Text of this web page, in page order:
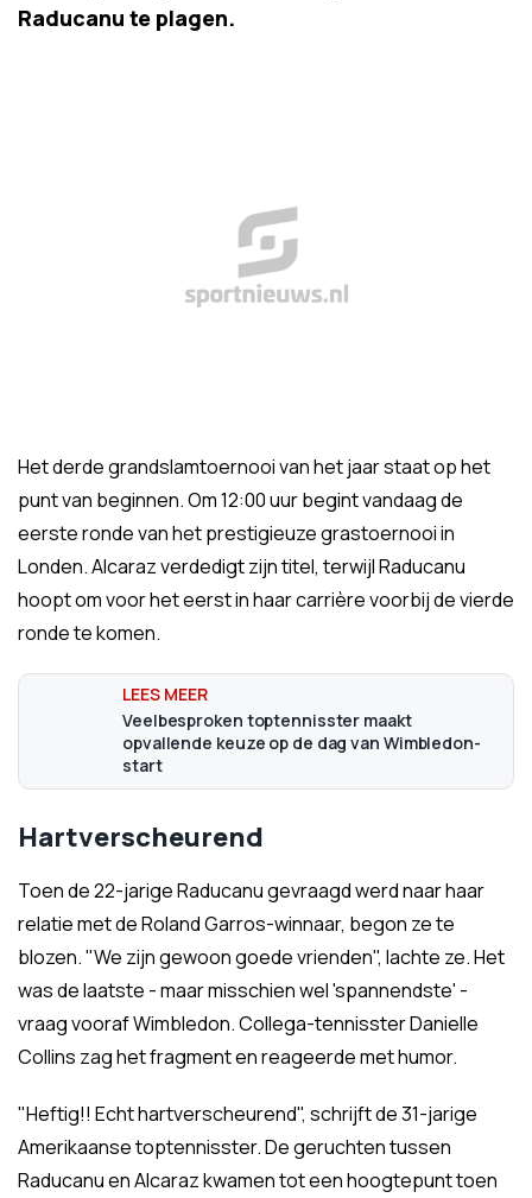
Raducanu te plagen.
Het derde grandslamtoernooi van het jaar staat op het
punt van beginnen. Om 12:00 uur begint vandaag de
eerste ronde van het prestigieuze grastoernooi in
Londen. Alcaraz verdedigt zijn titel, terwijl Raducanu
hoopt om voor het eerst in haar carrière voorbij de vierde
ronde te komen.
Veelbesproken toptennisster maakt
opvallende keuze op de dag van Wimbledon-
start
Hartverscheurend
Toen de 22-jarige Raducanu gevraagd werd naar haar
relatie met de Roland Garros-winnaar, begon ze te
blozen. "We zijn gewoon goede vrienden", lachte ze. Het
was de laatste - maar misschien wel 'spannendste' -
vraag vooraf Wimbledon. Collega-tennisster Danielle
Collins zag het fragment en reageerde met humor.
"Heftig!! Echt hartverscheurend", schrijft de 31-jarige
Amerikaanse toptennisster. De geruchten tussen
Raducanu en Alcaraz kwamen tot een hoogtepunt toen